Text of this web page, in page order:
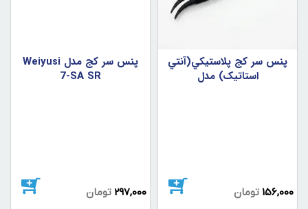
پنس سر کج پلاستيکي(آنتي
استاتيک) مدل
156,000 تومان
پنس سر کج مدل Weiyusi
7-SA SR
297,000 تومان